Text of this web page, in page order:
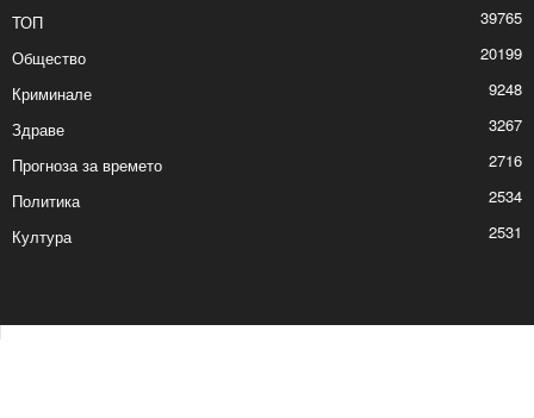
ТОП
39765
Общество
20199
Криминале
9248
Здраве
3267
Прогноза за времето
2716
Политика
2534
Култура
2531